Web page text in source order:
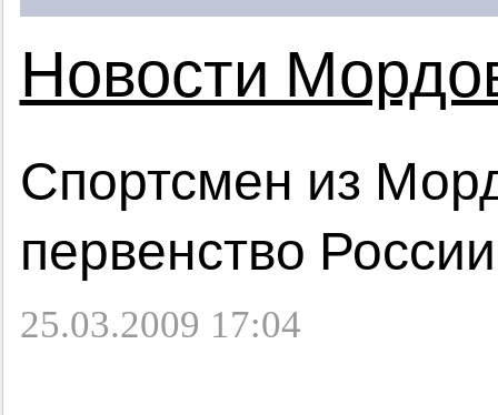
Новости
Спортсмен из
первенство
25.03.2009 17:04